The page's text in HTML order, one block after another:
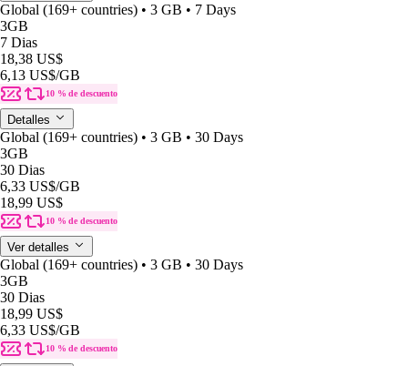
Global (169+ countries) • 3 GB • 7 Days
3GB
7 Dias
18,38 US$
6,13 US$/GB
10 % de descuento
Detalles
Global (169+ countries) • 3 GB • 30 Days
3GB
30 Dias
6,33 US$/GB
18,99 US$
10 % de descuento
Ver detalles
Global (169+ countries) • 3 GB • 30 Days
3GB
30 Dias
18,99 US$
6,33 US$/GB
10 % de descuento